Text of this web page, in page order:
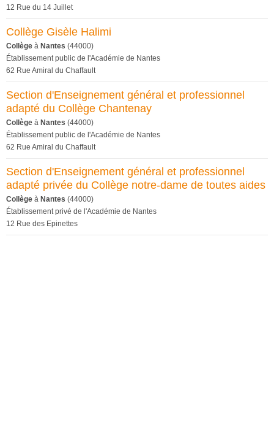
12 Rue du 14 Juillet
Collège Gisèle Halimi
Collège à Nantes (44000)
Établissement public de l'Académie de Nantes
62 Rue Amiral du Chaffault
Section d'Enseignement général et professionnel
adapté du Collège Chantenay
Collège à Nantes (44000)
Établissement public de l'Académie de Nantes
62 Rue Amiral du Chaffault
Section d'Enseignement général et professionnel
adapté privée du Collège notre-dame de toutes aides
Collège à Nantes (44000)
Établissement privé de l'Académie de Nantes
12 Rue des Epinettes